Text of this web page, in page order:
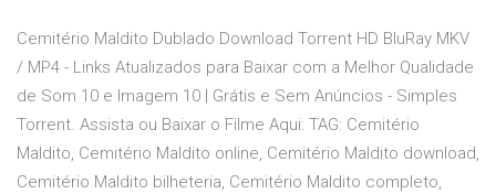
Cemitério Maldito Dublado Download Torrent HD BluRay MKV
/ MP4 - Links Atualizados para Baixar com a Melhor Qualidade
de Som 10 e Imagem 10 | Grátis e Sem Anúncios - Simples
Torrent. Assista ou Baixar o Filme Aqui: TAG: Cemitério
Maldito, Cemitério Maldito online, Cemitério Maldito download,
Cemitério Maldito bilheteria, Cemitério Maldito completo,